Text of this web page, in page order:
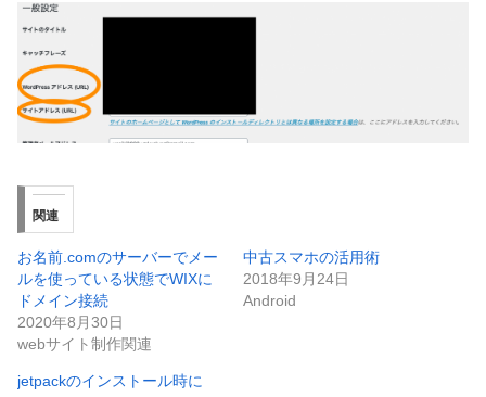
関連
お名前.comのサーバーでメー
ルを使っている状態でWIXに
ドメイン接続
2020年8月30日
webサイト制作関連
中古スマホの活用術
2018年9月24日
Android
jetpackのインストール時に